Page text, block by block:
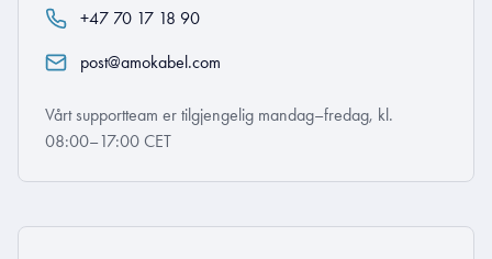
+47 70 17 18 90
post@amokabel.com
Vårt supportteam er tilgjengelig mandag–fredag, kl.
08:00–17:00 CET